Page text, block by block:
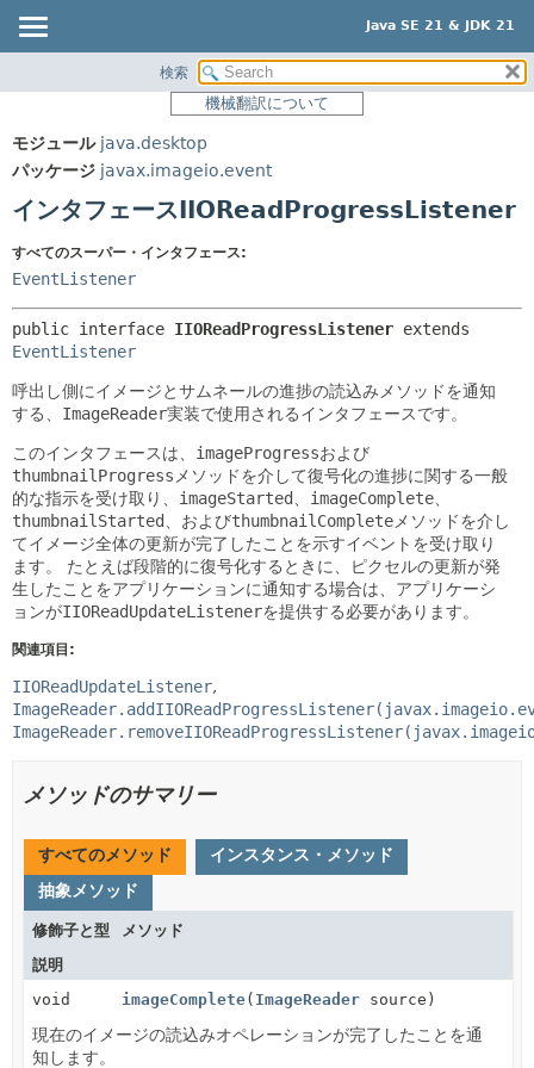
Java SE 21 & JDK 21
パッケージ
使用
ツリー
新規
索引
ヘルプ
サマリー:
ネスト済
メソッド
コンストラクタ
検索
機械翻訳について
モジュール java.desktop
パッケージ javax.imageio.event
インタフェースIIOReadProgressListener
すべてのスーパー・インタフェース:
EventListener
public interface IIOReadProgressListener
EventListener
呼出し側にイメージとサムネールの進捗の読込みメソッドを通知
する、 ImageReader実装で使用されるインタフェースです。
このインタフェースは、 imageProgressおよび
thumbnailProgress メソッドを介して復号化の進捗に関する一般
的な指示を受け取り、 imageStarted imageComplete
thumbnailStarted 、およびthumbnailComplete メソッドを介し
てイメージ全体の更新が完了したことを示すイベントを受け取り
ます。
たとえば段階的に復号化するときに、ピクセルの更新が発
生したことをアプリケーションに通知する場合は、アプリケーシ
ョンがIIOReadUpdateListenerを提供する必要があります。
関連項目:
IIOReadUpdateListener
メソッドのサマリー
すべてのメソッド
インスタンス・メソッド
抽象メソッド
修飾子と型
メソッド
説明
void
imageComplete( ImageReader source)
現在のイメージの読込みオペレーションが完了したことを通
知します。